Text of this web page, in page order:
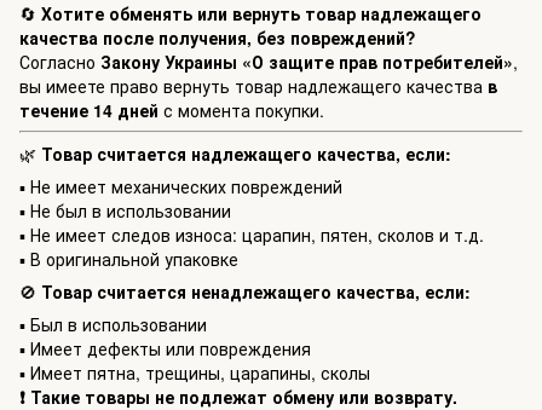
🔄 Хотите обменять или вернуть товар надлежащего
качества после получения, без повреждений?
Согласно Закону Украины «О защите прав потребителей»,
вы имеете право вернуть товар надлежащего качества в
течение 14 дней с момента покупки.
🌿 Товар считается надлежащего качества, если:
▪️ Не имеет механических повреждений
▪️ Не был в использовании
▪️ Не имеет следов износа: царапин, пятен, сколов и т.д.
▪️ В оригинальной упаковке
🚫 Товар считается ненадлежащего качества, если:
▪️ Был в использовании
▪️ Имеет дефекты или повреждения
▪️ Имеет пятна, трещины, царапины, сколы
❗ Такие товары не подлежат обмену или возврату.